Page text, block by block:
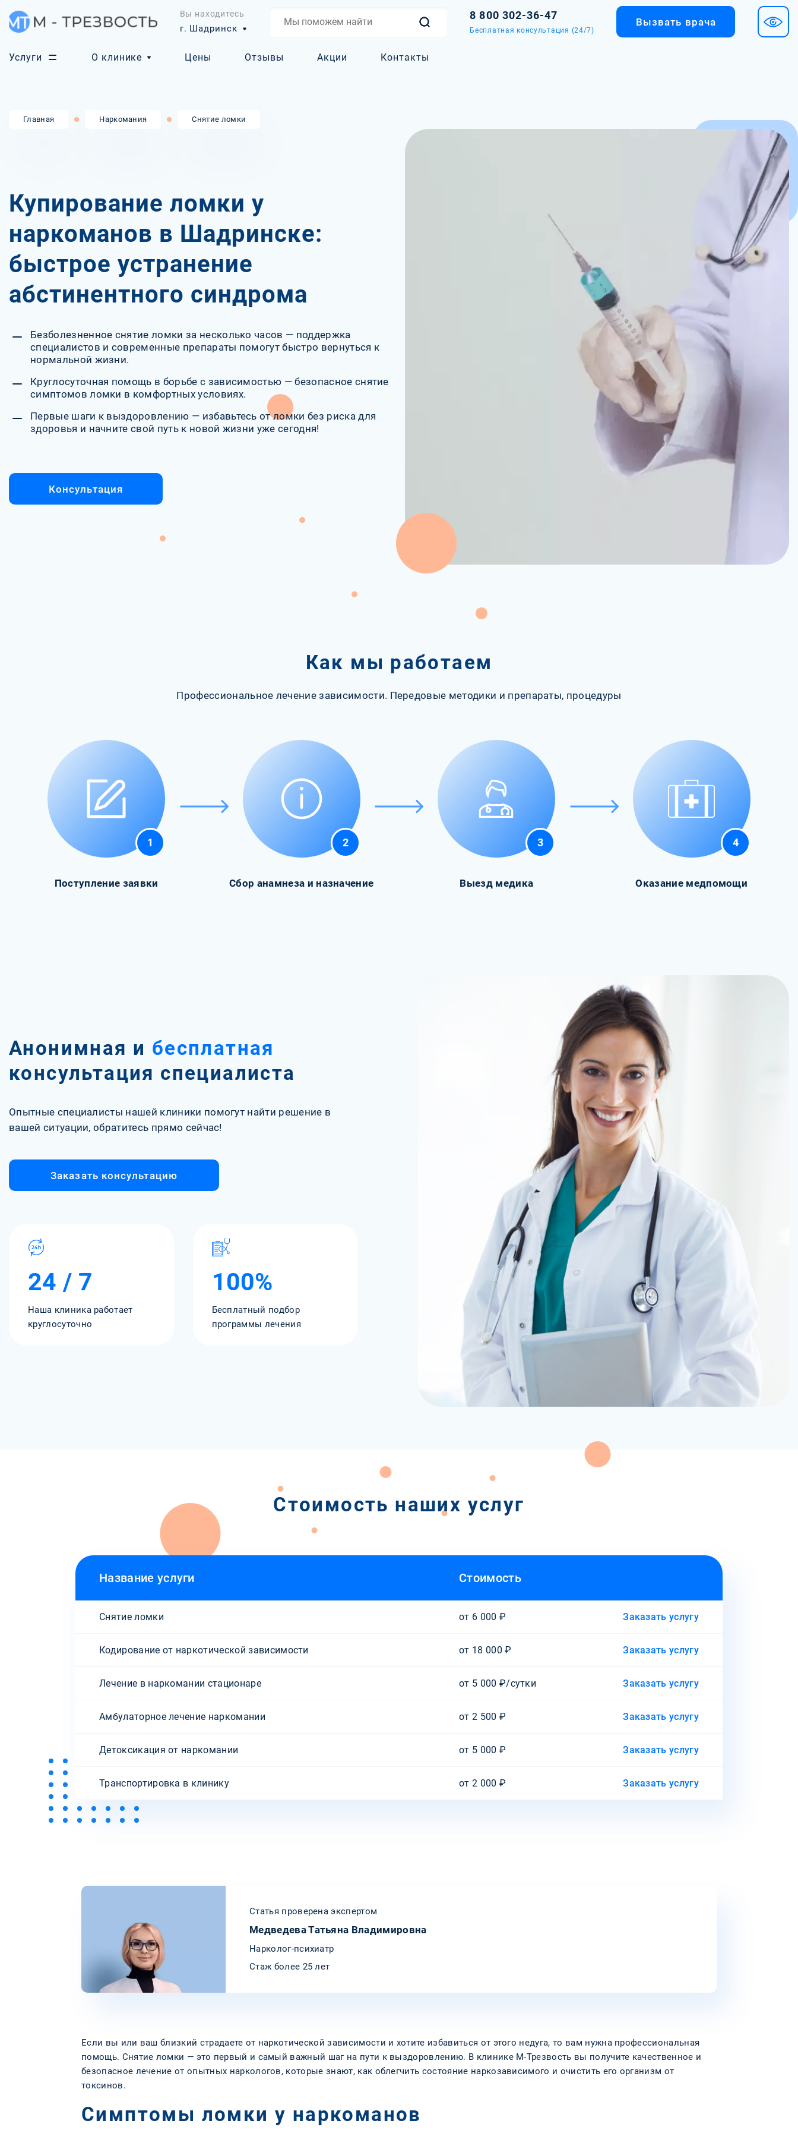
Вы находитесь
г. Шадринск
8 800 302-36-47
Бесплатная консультация (24/7)
Вызвать врача
Услуги О клинике Цены Отзывы Акции Контакты
Главная Наркомания Снятие ломки
Купирование ломки у
наркоманов в Шадринске:
быстрое устранение
абстинентного синдрома
Безболезненное снятие ломки за несколько часов — поддержка
специалистов и современные препараты помогут быстро вернуться к
нормальной жизни.
Круглосуточная помощь в борьбе с зависимостью — безопасное снятие
симптомов ломки в комфортных условиях.
Первые шаги к выздоровлению — избавьтесь от ломки без риска для
здоровья и начните свой путь к новой жизни уже сегодня!
Консультация
Как мы работаем
Профессиональное лечение зависимости. Передовые методики и препараты, процедуры
1
Поступление заявки
2
Сбор анамнеза и назначение
3
Выезд медика
4
Оказание медпомощи
Анонимная и бесплатная
консультация специалиста
Опытные специалисты нашей клиники помогут найти решение в
вашей ситуации, обратитесь прямо сейчас!
Заказать консультацию
24 / 7
Наша клиника работает
круглосуточно
100%
Бесплатный подбор
программы лечения
Стоимость наших услуг
Название услуги Стоимость
Снятие ломки от 6 000 ₽ Заказать услугу
Кодирование от наркотической зависимости от 18 000 ₽ Заказать услугу
Лечение в наркомании стационаре от 5 000 ₽/сутки Заказать услугу
Амбулаторное лечение наркомании от 2 500 ₽ Заказать услугу
Детоксикация от наркомании от 5 000 ₽ Заказать услугу
Транспортировка в клинику от 2 000 ₽ Заказать услугу
Статья проверена экспертом
Медведева Татьяна Владимировна
Нарколог-психиатр
Стаж более 25 лет
Если вы или ваш близкий страдаете от наркотической зависимости и хотите избавиться от этого недуга, то вам нужна профессиональная
помощь. Снятие ломки — это первый и самый важный шаг на пути к выздоровлению. В клинике М-Трезвость вы получите качественное и
безопасное лечение от опытных наркологов, которые знают, как облегчить состояние наркозависимого и очистить его организм от
токсинов.
Симптомы ломки у наркоманов